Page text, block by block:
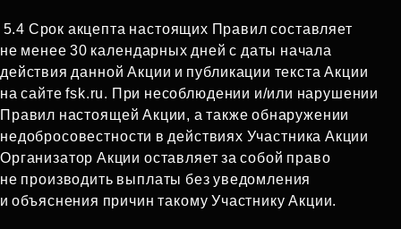
5.4 Срок акцепта настоящих Правил составляет
не менее 30 календарных дней с даты начала
действия данной Акции и публикации текста Акции
на сайте fsk.ru. При несоблюдении и/или нарушении
Правил настоящей Акции, а также обнаружении
недобросовестности в действиях Участника Акции
Организатор Акции оставляет за собой право
не производить выплаты без уведомления
и объяснения причин такому Участнику Акции.